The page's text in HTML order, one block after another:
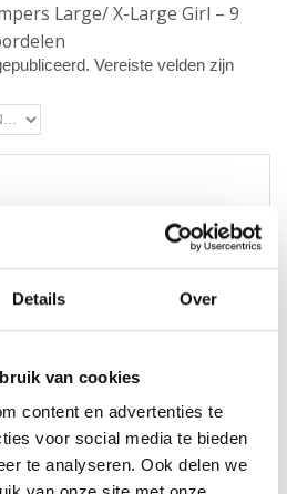
Details Over
van cookies
content en advertenties te
voor social media te bieden
te analyseren. Ook delen we
Large/ X-Large Girl – 9
Vereiste velden zijn